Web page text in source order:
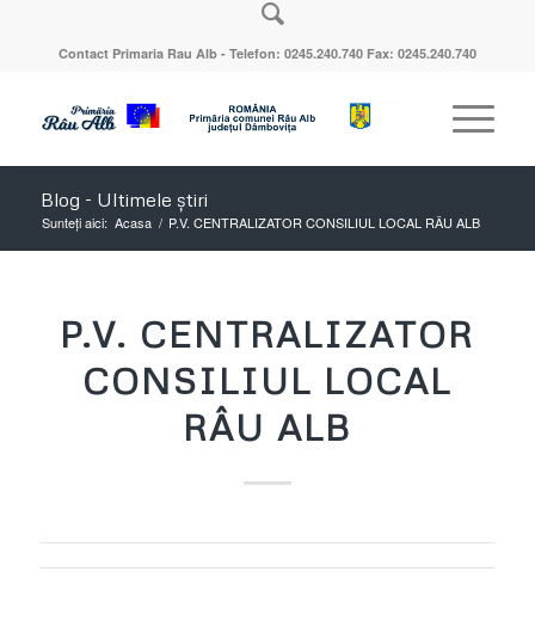
Contact Primaria Rau Alb - Telefon: 0245.240.740 Fax: 0245.240.740
Blog - Ultimele știri
Sunteți aici: Acasa / P.V. CENTRALIZATOR CONSILIUL LOCAL RÂU ALB
P.V. CENTRALIZATOR
CONSILIUL LOCAL
RÂU ALB